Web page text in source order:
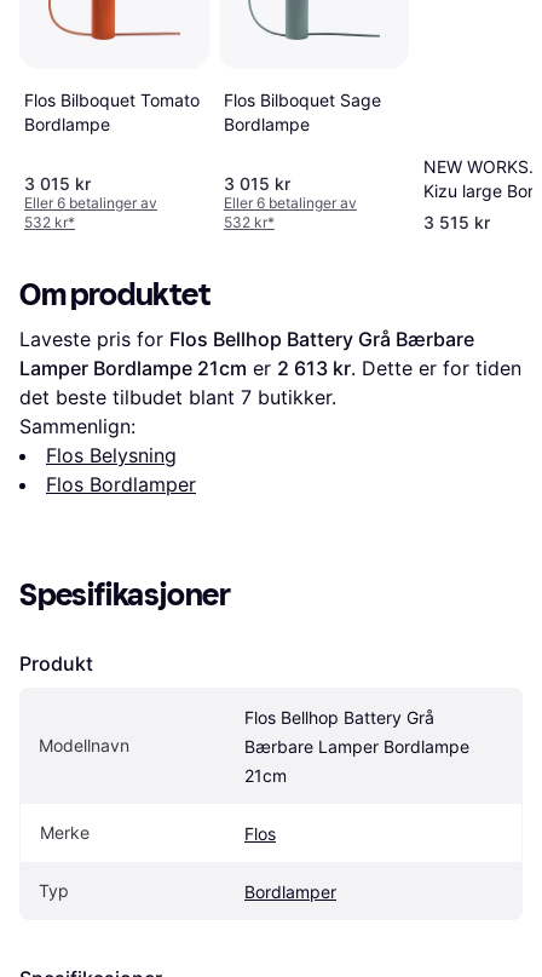
Flos Bilboquet Tomato
Bordlampe
3 015 kr
Eller 6 betalinger av
532 kr*
Flos Bilboquet Sage
Bordlampe
3 015 kr
Eller 6 betalinger av
532 kr*
NEW WORKS.
Kizu large
3 515 kr
Om produktet
Laveste pris for Flos Bellhop Battery Grå Bærbare
Lamper Bordlampe 21cm er 2 613 kr. Dette er for tiden
det beste tilbudet blant 7 butikker.
Sammenlign:
Flos Belysning
Flos Bordlamper
Spesifikasjoner
Produkt
Modellnavn
Flos Bellhop Battery Grå
Bærbare Lamper Bordlampe
21cm
Merke Flos
Typ Bordlamper